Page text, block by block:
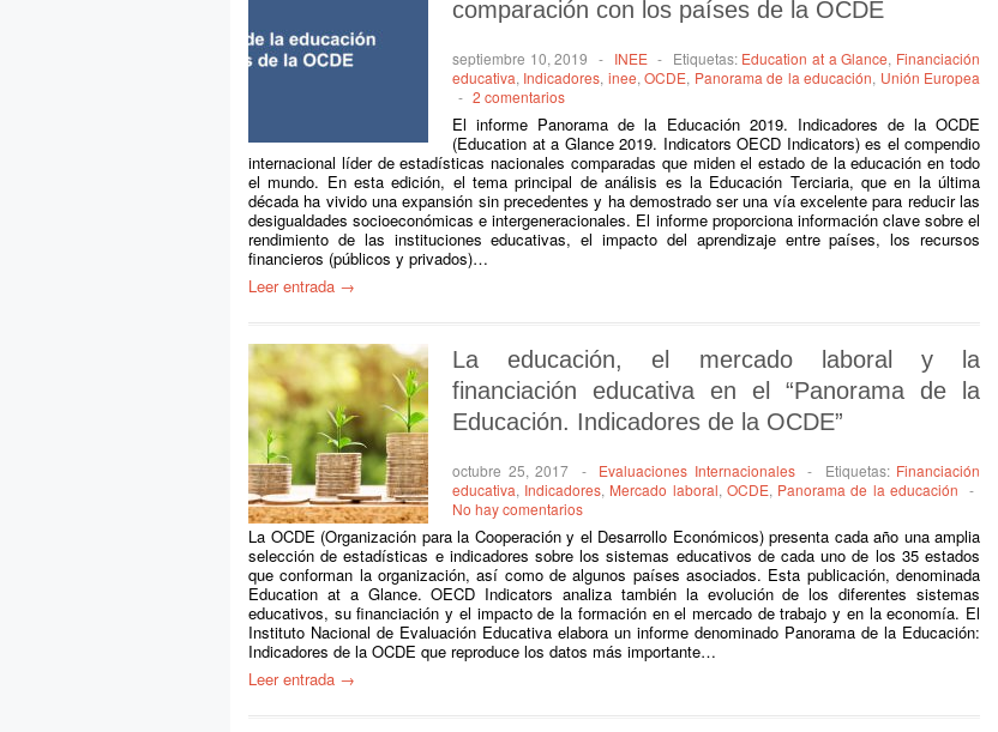
comparación con los países de la OCDE
septiembre 10, 2019 - INEE - Etiquetas: Education at a Glance, Financiación
educativa, Indicadores, inee,OCDE, Panorama de la educación, Unión Europea
- 2 comentarios
El informe Panorama de la Educación 2019. Indicadores de la OCDE
(Education at a Glance 2019. Indicators OECD Indicators) es el compendio
internacional líder de estadísticas nacionales comparadas que miden el estado de la educación en todo
el mundo. En esta edición, el tema principal de análisis es la Educación Terciaria, que en la última
década ha vivido una expansión sin precedentes y ha demostrado ser una vía excelente para reducir las
desigualdades socioeconómicas e intergeneracionales. El informe proporciona información clave sobre el
rendimiento de las instituciones educativas, el impacto del aprendizaje entre países, los recursos
financieros (públicos y privados)…
Leer entrada →
La educación, el mercado laboral y la
financiación educativa en el “Panorama de la
Educación. Indicadores de la OCDE”
octubre 25, 2017 - Evaluaciones Internacionales - Etiquetas: Financiación
educativa, Indicadores, Mercado laboral, OCDE, Panorama de la educación -
No hay comentarios
La OCDE (Organización para la Cooperación y el Desarrollo Económicos) presenta cada año una amplia
selección de estadísticas e indicadores sobre los sistemas educativos de cada uno de los 35 estados
que conforman la organización, así como de algunos países asociados. Esta publicación, denominada
Education at a Glance. OECD Indicators analiza también la evolución de los diferentes sistemas
educativos, su financiación y el impacto de la formación en el mercado de trabajo y en la economía. El
Instituto Nacional de Evaluación Educativa elabora un informe denominado Panorama de la Educación:
Indicadores de la OCDE que reproduce los datos más importante…
Leer entrada →